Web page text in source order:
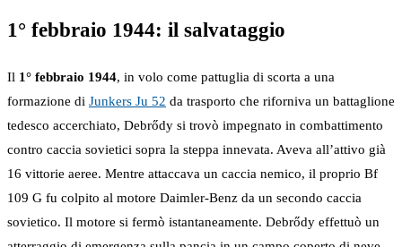
1° febbraio 1944: il salvataggio
Il 1° febbraio 1944, in volo come pattuglia di scorta a una
formazione di Junkers Ju 52 da trasporto che riforniva un battaglione
tedesco accerchiato, Debrődy si trovò impegnato in combattimento
contro caccia sovietici sopra la steppa innevata. Aveva all’attivo già
16 vittorie aeree. Mentre attaccava un caccia nemico, il proprio Bf
109 G fu colpito al motore Daimler-Benz da un secondo caccia
sovietico. Il motore si fermò istantaneamente. Debrődy effettuò un